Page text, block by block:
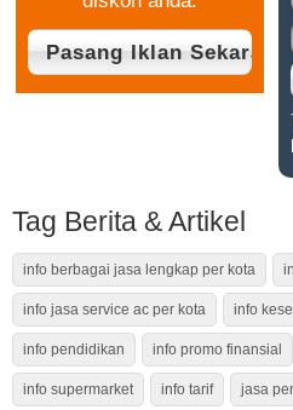
Tag Berita & Artikel
info berbagai jasa lengkap per kota
info jasa service ac per kota info
info pendidikan info promo finansial
info supermarket info tarif jasa